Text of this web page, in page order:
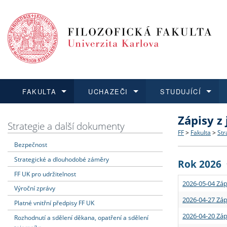
FAKULTA
Dozvědět se více
Struktura
Strategie
Podpora
UCHAZEČI
Podat přihlášku
Co
Učitelské
STUDUJÍCÍ
Dozvědět se více
Rigorózní
Dozvědět se více
O vědě a
Granty a
Dozvědět se více
Aktuální
Strategie a další dokumenty
Bezpečnost
Strategické a dlouhodobé záměry
FF UK pro udržitelnost
Výroční zprávy
Platné vnitřní předpisy FF UK
Rozhodnutí a sdělení děkana, opatření a sdělení
Zápisy
FF > Fakulta >
Rok 2026
2026-05-04
2026-04-27
2026-04-20